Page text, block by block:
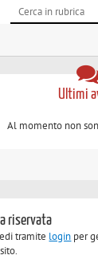
Ultimi
Al momento non
riservata
tramite login per